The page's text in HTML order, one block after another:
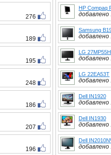
276
189
195
248
186
207
196
HP Compaq
добавлено
Samsung
добавлено
LG
добавлено
LG 22EA53T
добавлено
Dell IN1920
добавлено
Dell IN1930
добавлено
Dell
добавлено